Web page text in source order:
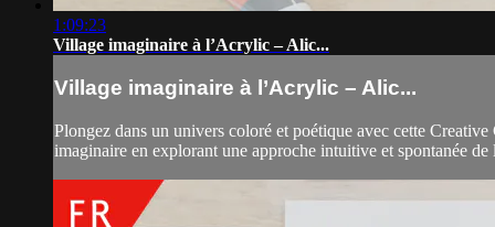
1:09:23
Village imaginaire à l’Acrylic – Alic...
Village imaginaire à l’Acrylic – Alic...
Plongez dans un univers coloré et poétique avec cette
imaginaire en explorant une approche intuitive et spontanée